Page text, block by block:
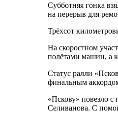
Субботняя гонка
на перерыв для
Трёхсот
На скоростном
полётами машин, а
Статус ралли
финальным
«Пскову» повезло
Селиванова. С